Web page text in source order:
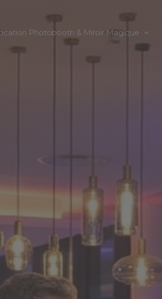
Photobooth & Miroir Magique